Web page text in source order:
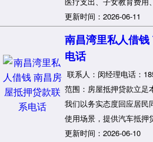
更新时间：2026-06-11
南昌湾里私人借
电话
联系人：闵经理电话：
范围：房屋抵押贷款立足
我们以务实态度回应居民
使用场景，提供汽车抵押
更新时间：2026-06-10